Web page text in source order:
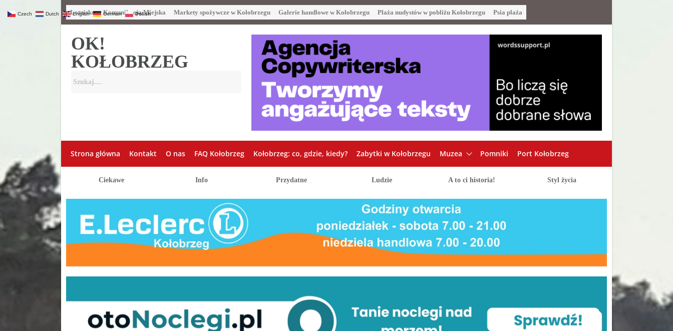
Lotnisko Komunikacja Miejska Markety spożywcze w Kołobrzegu Galerie handlowe w Kołobrzegu Plaża nudystów w pobliżu Kołobrzegu Psia plaża
OK!
KOŁOBRZEG
Strona główna Kontakt O nas FAQ Kołobrzeg Kołobrzeg: co, gdzie, kiedy? Zabytki w Kołobrzegu Muzea Pomniki Port Kołobrzeg
Ciekawe Info Przydatne Ludzie A to ci historia! Styl życia
Czech Dutch English German Polish